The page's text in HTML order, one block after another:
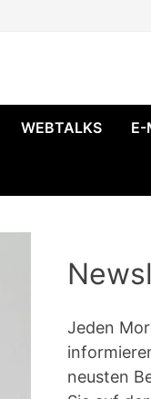
WEBTALKS E-
Jeden
neusten